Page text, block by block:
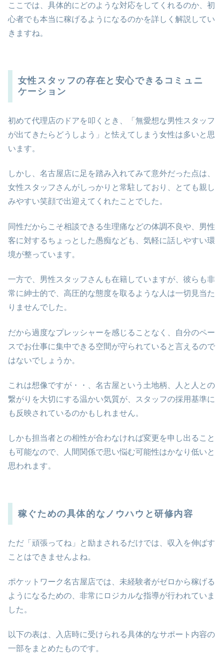
ここでは、具体的にどのような対応をしてくれるのか、初
心者でも本当に稼げるようになるのかを詳しく解説してい
きますね。
女性スタッフの存在と安心できるコミュニ
ケーション
初めて代理店のドアを叩くとき、「無愛想な男性スタッフ
が出てきたらどうしよう」と怯えてしまう女性は多いと思
います。
しかし、名古屋店に足を踏み入れてみて意外だった点は、
女性スタッフさんがしっかりと常駐しており、とても親し
みやすい笑顔で出迎えてくれたことでした。
同性だからこそ相談できる生理痛などの体調不良や、男性
客に対するちょっとした愚痴なども、気軽に話しやすい環
境が整っています。
一方で、男性スタッフさんも在籍していますが、彼らも非
常に紳士的で、高圧的な態度を取るような人は一切見当た
りませんでした。
だから過度なプレッシャーを感じることなく、自分のペー
スでお仕事に集中できる空間が守られていると言えるので
はないでしょうか。
これは想像ですが・・、名古屋という土地柄、人と人との
繋がりを大切にする温かい気質が、スタッフの採用基準に
も反映されているのかもしれません。
しかも担当者との相性が合わなければ変更を申し出ること
も可能なので、人間関係で思い悩む可能性はかなり低いと
思われます。
稼ぐための具体的なノウハウと研修内容
ただ「頑張ってね」と励まされるだけでは、収入を伸ばす
ことはできませんよね。
ポケットワーク名古屋店では、未経験者がゼロから稼げる
ようになるための、非常にロジカルな指導が行われていま
した。
以下の表は、入店時に受けられる具体的なサポート内容の
一部をまとめたものです。